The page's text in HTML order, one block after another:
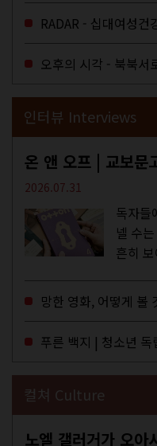
을 결
에 대
오후의 시각 - 북북서
인터뷰 Interviews
2026.07.31
독자들
넬 수
흔히
MD들
이 잡
푸른 백지 | 청소년
컬쳐 Culture